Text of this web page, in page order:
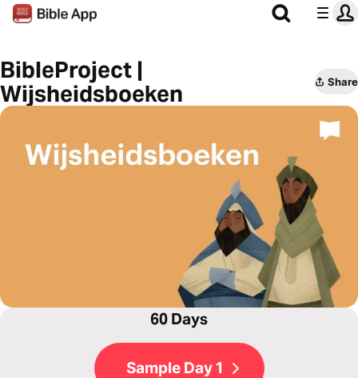
BibleProject |
Wijsheidsboeken
Share
60 Days
Sample Day 1